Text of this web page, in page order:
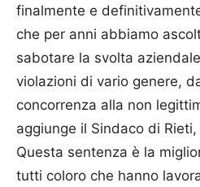
finalmente e
che per anni abbiamo
sabotare la svolta
violazioni di vario genere,
concorrenza alla non
aggiunge il Sindaco di
Questa sentenza è la
tutti coloro che hanno